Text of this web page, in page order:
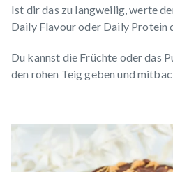
Ist dir das zu langweilig, werte
Daily Flavouroder Daily Protein
Du kannst die Früchte oder das
den rohen Teig geben und